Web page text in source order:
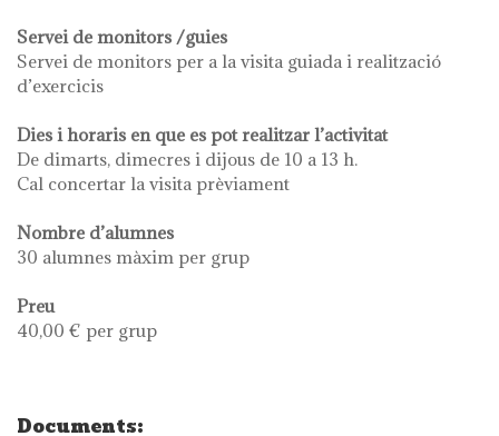
Servei de monitors /guies
Servei de monitors per a la visita guiada i realització
d’exercicis
Dies i horaris en que es pot realitzar l’activitat
De dimarts, dimecres i dijous de 10 a 13 h.
Cal concertar la visita prèviament
Nombre d’alumnes
30 alumnes màxim per grup
Preu
40,00 € per grup
Documents: